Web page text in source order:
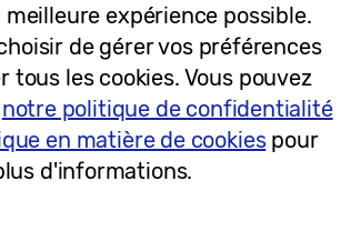
2026
expérience possible.
de gérer vos préférences
tous les cookies. Vous pouvez
notre politique de confidentialité
en matière de cookiespour
d'informations.